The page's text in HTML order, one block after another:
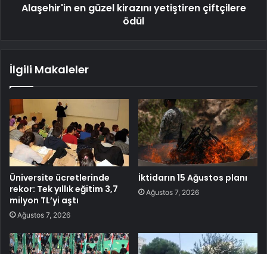
Alaşehir'in en güzel kirazını yetiştiren çiftçilere
ödül
İlgili Makaleler
Üniversite ücretlerinde
rekor: Tek yıllık eğitim 3,7
milyon TL’yi aştı
Ağustos 7, 2026
İktidarın 15 Ağustos planı
Ağustos 7, 2026